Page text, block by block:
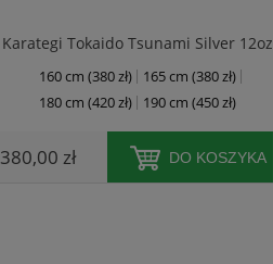
Karategi Tokaido Tsunami Silver 12oz
160 cm (380 zł)
165 cm (380 zł)
180 cm (420 zł)
190 cm (450 zł)
380,00 zł DO KOSZYKA